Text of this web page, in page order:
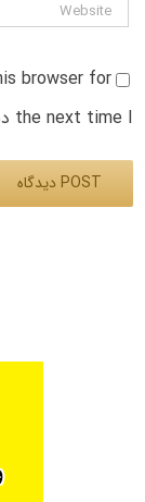
browser for
the next time I دیدگاه.